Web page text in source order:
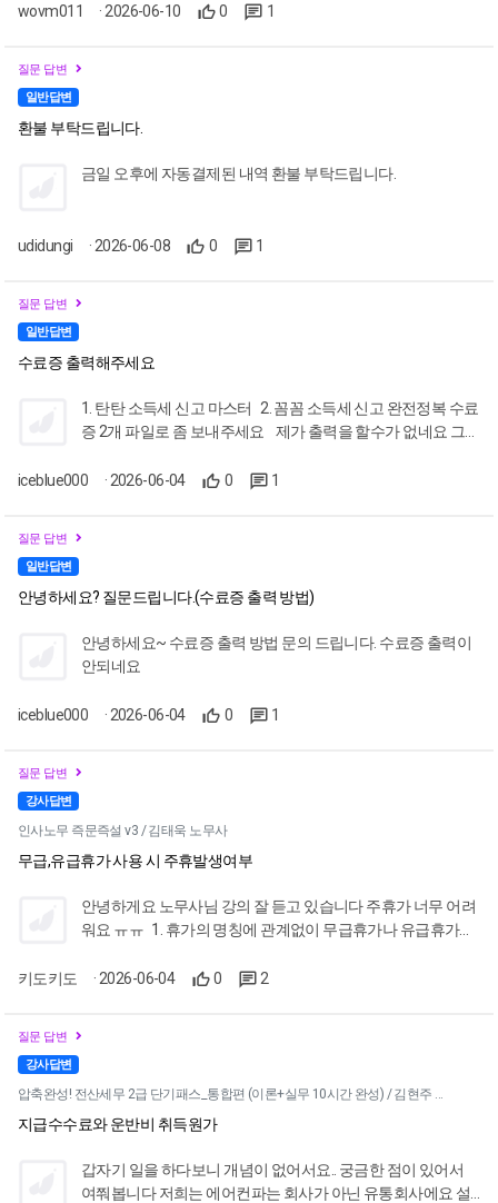
wovm011 · 2026-06-10 0 1
질문 답변
일반답변
환불 부탁드립니다.
금일 오후에 자동결제된 내역 환불 부탁드립니다.
udidungi · 2026-06-08 0 1
질문 답변
일반답변
수료증 출력해주세요
1. 탄탄 소득세 신고 마스터 2. 꼼꼼 소득세 신고 완전정복 수료
증 2개 파일로 좀 보내주세요 제가 출력을 할수가 없네요 그리
iceblue000
· 2026-06-04 0 1
질문 답변
일반답변
안녕하세요? 질문드립니다.(수료증 출력 방법)
안녕하세요~ 수료증 출력 방법 문의 드립니다. 수료증 출력이
안되네요
iceblue000 · 2026-06-04 0 1
질문 답변
강사답변
인사노무 즉문즉설 v3 / 김태욱 노무사
무급,유급휴가 사용 시 주휴발생여부
안녕하게요 노무사님 강의 잘 듣고 있습니다 주휴가 너무 어려
워요 ㅠㅠ 1. 휴가의 명칭에 관계없이 무급휴가나 유급휴가를
로제공의무가 없는거고, 때문에 나머지 휴가가 아닌 날을 개근
키도키도 · 2026-06-04 0 2
질문 답변
강사답변
지급수수료와 운반비 취득원가
갑자기 일을 하다보니 개념이 없어서요.. 궁금한 점이 있어서
여쭤봅니다 저희는 에어컨파는 회사가 아닌 유통회사에요 설